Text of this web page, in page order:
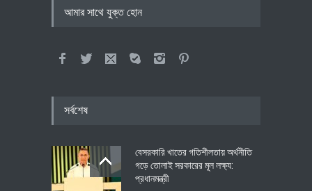
আমার সাথে যুক্ত হোন
সর্বশেষ
বেসরকারি খাতের গতিশীলতায় অর্থনীতি
গড়ে তোলাই সরকারের মূল লক্ষ্য:
প্রধানমন্ত্রী